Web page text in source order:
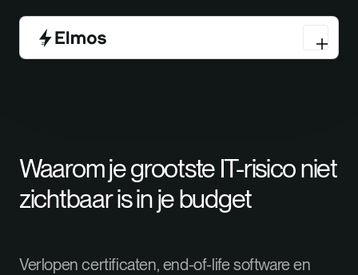
Waarom je grootste IT-risico niet
zichtbaar is in je budget
Verlopen certificaten, end-of-life software en